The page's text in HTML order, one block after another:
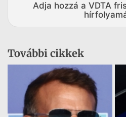
Adja hozzá a VDTA
További cikkek